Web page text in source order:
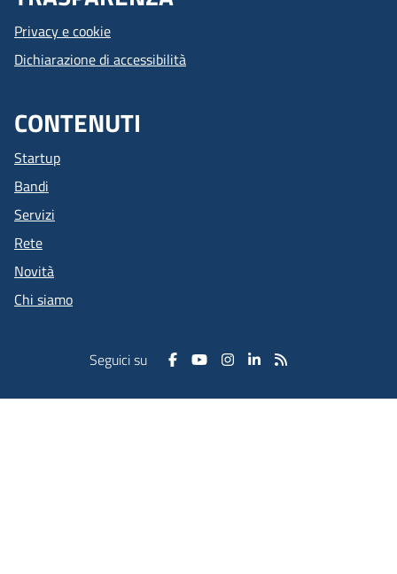
Privacy e cookie
Dichiarazione di accessibilità
CONTENUTI
Startup
Bandi
Servizi
Rete
Novità
Chi siamo
Seguici su